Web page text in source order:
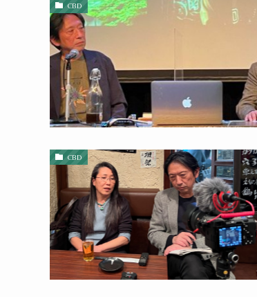
CBD
CBD